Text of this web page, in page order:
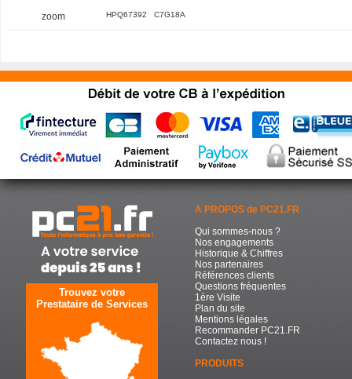
zoom HPQ67392 C7G18A
Trouvez votre
Prestataire de Services
A PROPOS de PC21.FR
Qui sommes-nous ?
Nos engagements
Historique & Chiffres
Nos partenaires
Références clients
Questions fréquentes
1ère Visite
Plan du site
Mentions légales
Recommander PC21.FR
Contactez nous !
PRODUITS